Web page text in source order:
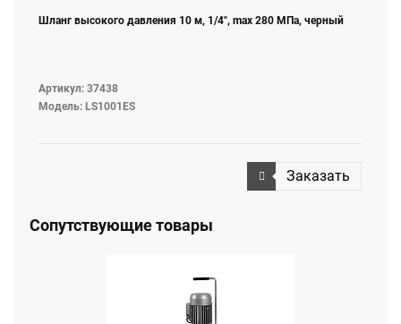
Шланг высокого давления 10 м, 1/4", max 280 МПа, черный
Артикул: 37438
Модель: LS1001ES
Заказать
Сопутствующие товары